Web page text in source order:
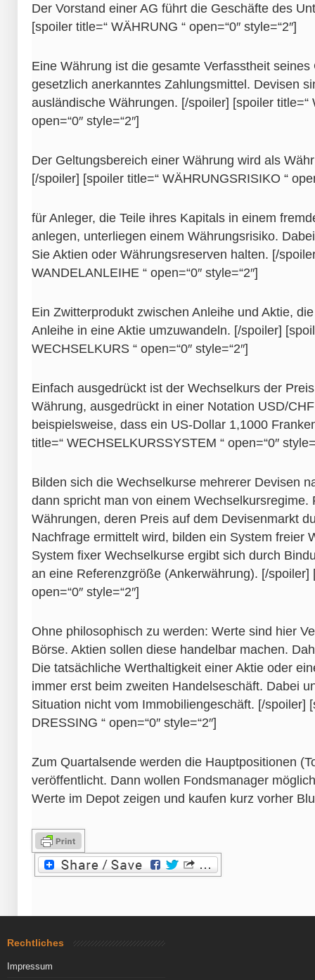
Der Vorstand einer AG führt die Geschäfte des
[spoiler title=“ WÄHRUNG “ open=“0″ style=“2″]
Eine Währung ist die gesamte Verfasstheit
gesetzlich anerkanntes Zahlungsmittel. Devisen
ausländische Währungen. [/spoiler] [spoiler title=“
open=“0″ style=“2″]
Der Geltungsbereich einer Währung wird als
[/spoiler] [spoiler title=“ WÄHRUNGSRISIKO “
für Anleger, die Teile ihres Kapitals in einem
anlegen, unterliegen einem Währungsrisiko.
Sie Aktien oder Währungsreserven halten. [/
WANDELANLEIHE “ open=“0″ style=“2″]
Ein Zwitterprodukt zwischen Anleihe und Aktie,
Anleihe in eine Aktie umzuwandeln. [/spoiler]
WECHSELKURS “ open=“0″ style=“2″]
Einfach ausgedrückt ist der Wechselkurs der
Währung, ausgedrückt in einer Notation USD/
beispielsweise, dass ein US-Dollar 1,1000
title=“ WECHSELKURSSYSTEM “ open=“0″
Bilden sich die Wechselkurse mehrerer Devisen
dann spricht man von einem Wechselkursregime.
Währungen, deren Preis auf dem Devisenmarkt
Nachfrage ermittelt wird, bilden ein System freier
System fixer Wechselkurse ergibt sich durch
an eine Referenzgröße (Ankerwährung). [/spoiler]
open=“0″ style=“2″]
Ohne philosophisch zu werden: Werte sind hier
Börse. Aktien sollen diese handelbar machen.
Die tatsächliche Werthaltigkeit einer Aktie oder
immer erst beim zweiten Handelseschäft. Dabei
Situation nicht vom Immobiliengeschäft. [/spoiler]
DRESSING “ open=“0″ style=“2″]
Zum Quartalsende werden die Hauptpositionen
veröffentlicht. Dann wollen Fondsmanager
Werte im Depot zeigen und kaufen kurz vorher
Rechtliches
Impressum